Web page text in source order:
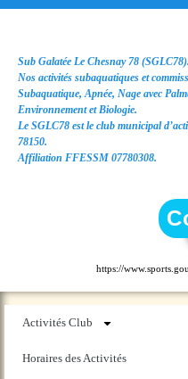
Sub Galatée Le Chesnay 78 (SGLC78).
Nos activités subaquatiques et
Subaquatique, Apnée, Nage avec
Environnement et Biologie.
Le SGLC78 est le club municipal
78150.
Affiliation FFESSM 07780308.
https://
Activités Club
Horaires des Activités